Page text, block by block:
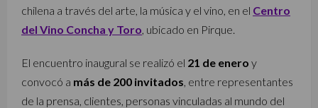
chilena a través del arte, la música y el vino, en el Centro
del Vino Concha y Toro , ubicado en Pirque.
El encuentro inaugural se realizó el 21 de enero y
convocó a más de 200 invitados , entre representantes
de la prensa, clientes, personas vinculadas al mundo del